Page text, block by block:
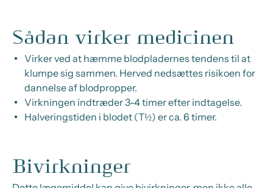
Sådan virker medicinen
Virker ved at hæmme blodpladernes tendens til at
klumpe sig sammen. Herved nedsættes risikoen for
dannelse af blodpropper.
Virkningen indtræder 3-4 timer efter indtagelse.
Halveringstiden i blodet (T½) er ca. 6 timer.
Bivirkninger